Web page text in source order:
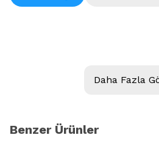
Daha Fazla
Benzer Ürünler